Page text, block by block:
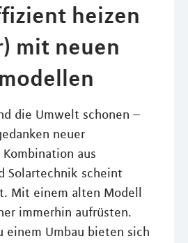
heizen
mit neuen
die Umwelt schonen –
neuer
aus
Solartechnik scheint
Mit einem alten Modell
immerhin aufrüsten.
einem Umbau bieten sich